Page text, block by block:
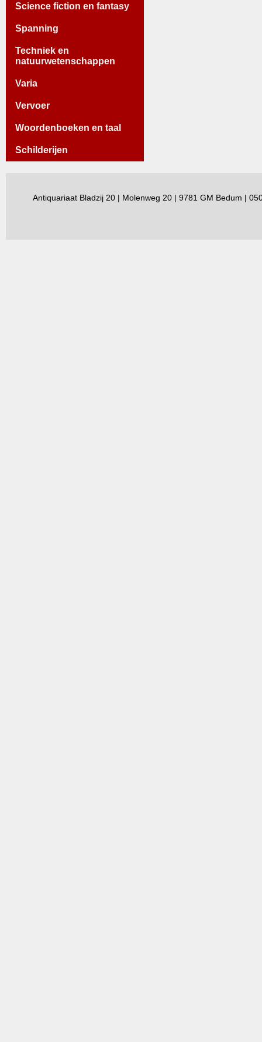
Science fiction en fantasy
Spanning
Techniek en
natuurwetenschappen
Varia
Vervoer
Woordenboeken en taal
Schilderijen
Antiquariaat Bladzij 20 | Molenweg 20 | 9781 GM Bedum |